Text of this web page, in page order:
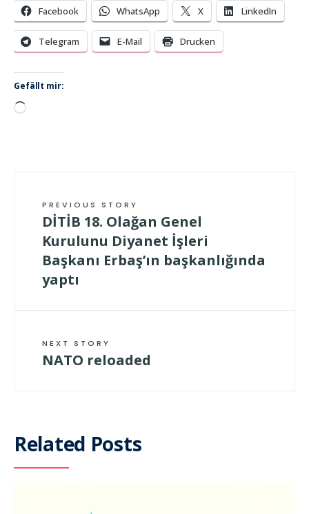
Facebook WhatsApp X LinkedIn
Telegram E-Mail Drucken
Gefällt mir:
Wird
PREVIOUS STORY
DİTİB 18. Olağan Genel
Kurulunu Diyanet İşleri
Başkanı Erbaş’ın başkanlığında
yaptı
NEXT STORY
NATO reloaded
Related Posts